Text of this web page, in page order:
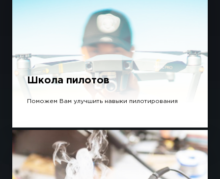
Школа пилотов
Поможем Вам улучшить навыки пилотирования